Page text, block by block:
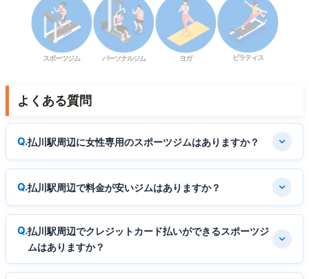
スポーツジム パーソナルジム ヨガ ピラティス
よくある質問
払川駅周辺に女性専用のスポーツジムはありますか？
払川駅周辺で料金が安いジムはありますか？
払川駅周辺でクレジットカード払いができるスポーツジ
ムはありますか？